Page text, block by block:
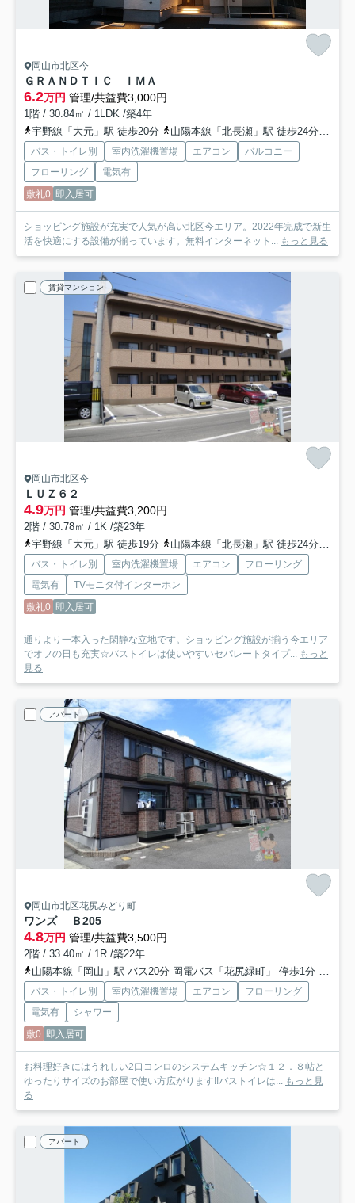
岡山市北区今
ＧＲＡＮＤＴＩＣ ＩＭＡ
6.2万円 管理/共益費3,000円
1階 / 30.84㎡ / 1LDK /築4年
宇野線「大元」駅 徒歩20分
山陽本線「北長瀬」駅 徒歩24分
バス・トイレ別 室内洗濯機置場 エアコン
バルコニー
フローリング
電気有
敷礼0 即入居可
ショッピング施設が充実で人気が高い北区今エリア。2022年完成で新生
活を快適にする設備が揃っています。無料インターネット...
もっと見る
賃貸マンション
岡山市北区今
ＬＵＺ６２
4.9万円 管理/共益費3,200円
2階 / 30.78㎡ / 1K /築23年
宇野線「大元」駅 徒歩19分
山陽本線「北長瀬」駅 徒歩24分
バス・トイレ別 室内洗濯機置場 エアコン
フローリング
電気有
TVモニタ付インターホン
敷礼0 即入居可
通りより一本入った閑静な立地です。ショッピング施設が揃う今エリア
でオフの日も充実☆バストイレは使いやすいセパレートタイプ...
もっと
見る
アパート
岡山市北区花尻みどり町
ワンズ Ｂ205
4.8万円 管理/共益費3,500円
2階 / 33.40㎡ / 1R /築22年
山陽本線「岡山」駅 バス20分 岡電バス「花尻緑町」 停歩1分
バス・トイレ別 室内洗濯機置場 エアコン
フローリング
電気有
シャワー
敷0 即入居可
お料理好きにはうれしい2口コンロのシステムキッチン☆１２．８帖と
ゆったりサイズのお部屋で使い方広がります!!バストイレは...
もっと見
る
アパート